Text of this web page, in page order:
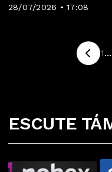
28/07/2026 • 17:08
1...